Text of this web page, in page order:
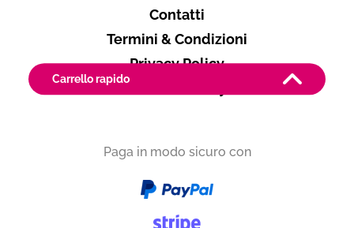
Carrello rapido
CEMBRANI DOC
Trentino-Alto Adige
Contatti
Termini & Condizioni
Privacy Policy
Cookies Policy
Paga in modo sicuro con